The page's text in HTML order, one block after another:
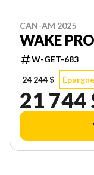
CAN-AM 2025
WAKE
W-GET-683
24 244 $
21 744